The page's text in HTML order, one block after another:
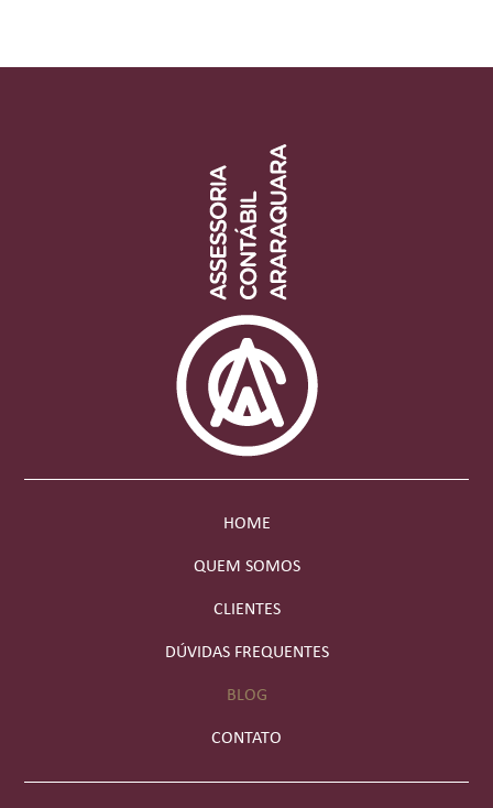
HOME
QUEM SOMOS
CLIENTES
DÚVIDAS FREQUENTES
BLOG
CONTATO